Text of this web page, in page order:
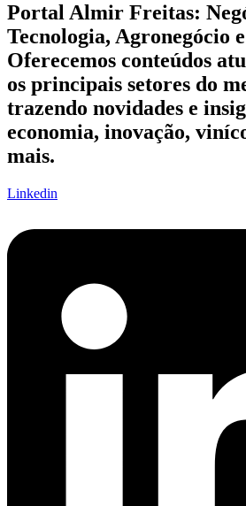
Portal Almir Freitas:
Tecnologia, Agronegócio
Oferecemos conteúdos
os principais setores do
trazendo novidades e
economia, inovação,
mais.
Linkedin